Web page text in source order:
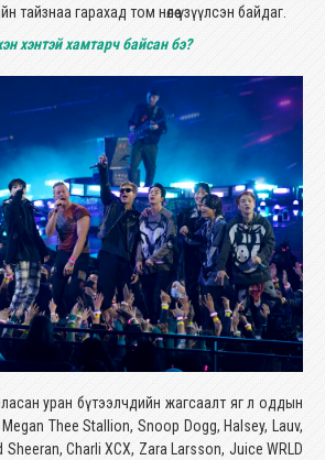
тайзнаа гарахад том нөлөө үзүүлсэн байдаг.
хэнтэй хамтарч байсан бэ?
уран бүтээлчдийн жагсаалт яг л оддын
Thee Stallion, Snoop Dogg, Halsey, Lauv,
Charli XCX, Zara Larsson, Juice WRLD